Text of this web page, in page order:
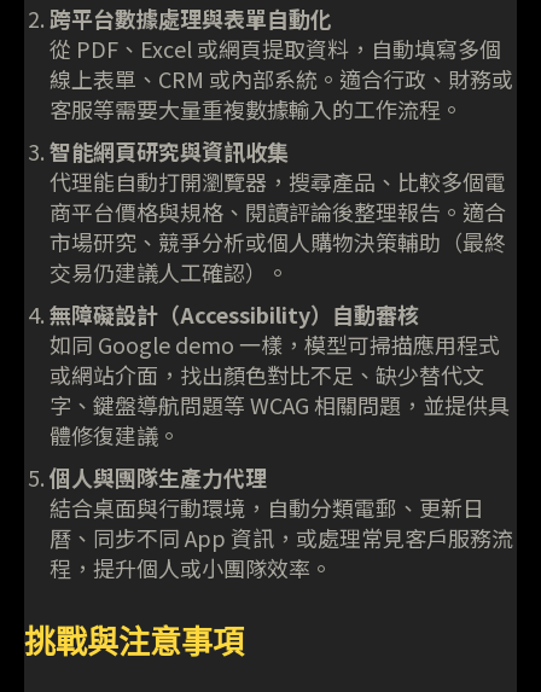
跨平台數據處理與表單自動化
從 PDF、Excel 或網頁提取資料，自動填寫多個
線上表單、CRM 或內部系統。適合行政、財務或
客服等需要大量重複數據輸入的工作流程。
智能網頁研究與資訊收集
代理能自動打開瀏覽器，搜尋產品、比較多個電
商平台價格與規格、閱讀評論後整理報告。適合
市場研究、競爭分析或個人購物決策輔助（最終
交易仍建議人工確認）。
無障礙設計（Accessibility）自動審核
如同 Google demo 一樣，模型可掃描應用程式
或網站介面，找出顏色對比不足、缺少替代文
字、鍵盤導航問題等 WCAG 相關問題，並提供具
體修復建議。
個人與團隊生產力代理
結合桌面與行動環境，自動分類電郵、更新日
曆、同步不同 App 資訊，或處理常見客戶服務流
程，提升個人或小團隊效率。
挑戰與注意事項